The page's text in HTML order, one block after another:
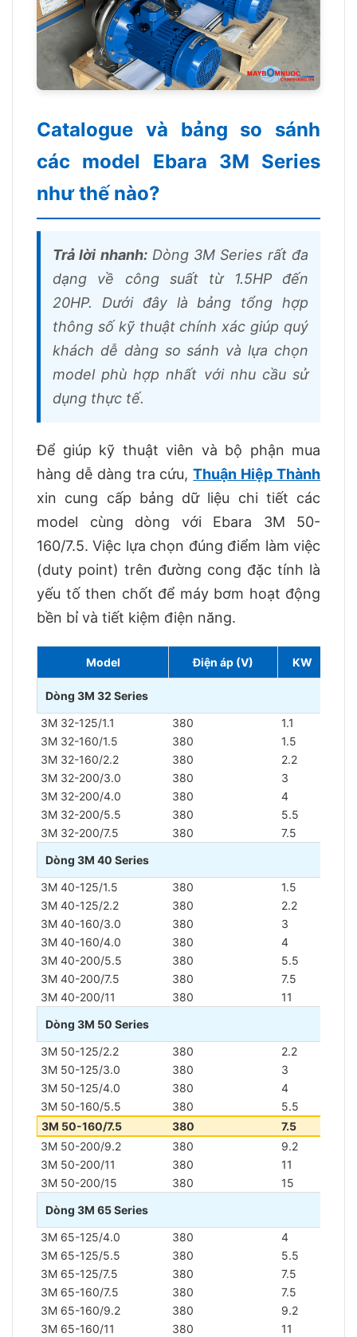
Catalogue và bảng so sánh
các model Ebara 3M Series
như thế nào?
Trả lời nhanh:Dòng 3M Series rất đa
dạng về công suất từ 1.5HP đến
20HP. Dưới đây là bảng tổng hợp
thông số kỹ thuật chính xác giúp quý
khách dễ dàng so sánh và lựa chọn
model phù hợp nhất với nhu cầu sử
dụng thực tế.
Để giúp kỹ thuật viên và bộ phận mua
hàng dễ dàng tra cứu,Thuận Hiệp Thành
xin cung cấp bảng dữ liệu chi tiết các
model cùng dòng với Ebara 3M 50-
160/7.5. Việc lựa chọn đúng điểm làm việc
(duty point) trên đường cong đặc tính là
yếu tố then chốt để máy bơm hoạt động
bền bỉ và tiết kiệm điện năng.
Model Điện áp (V) KW
Dòng 3M 32 Series
3M 32-125/1.1
380 1.1
3M 32-160/1.5
380 1.5
3M 32-160/2.2
380 2.2
3M 32-200/3.0
380 3
3M 32-200/4.0
380 4
3M 32-200/5.5
380 5.5
3M 32-200/7.5
380 7.5
Dòng 3M 40 Series
3M 40-125/1.5
380 1.5
3M 40-125/2.2
380 2.2
3M 40-160/3.0
380 3
3M 40-160/4.0
380 4
3M 40-200/5.5
380 5.5
3M 40-200/7.5
380 7.5
3M 40-200/11
380 11
Dòng 3M 50 Series
3M 50-125/2.2
380 2.2
3M 50-125/3.0
380 3
3M 50-125/4.0
380 4
3M 50-160/5.5
380 5.5
3M 50-160/7.5
380 7.5
3M 50-200/9.2
380 9.2
3M 50-200/11
380 11
3M 50-200/15
380 15
Dòng 3M 65 Series
3M 65-125/4.0
380 4
3M 65-125/5.5
380 5.5
3M 65-125/7.5
380 7.5
3M 65-160/7.5
380 7.5
3M 65-160/9.2
380 9.2
3M 65-160/11
380 11